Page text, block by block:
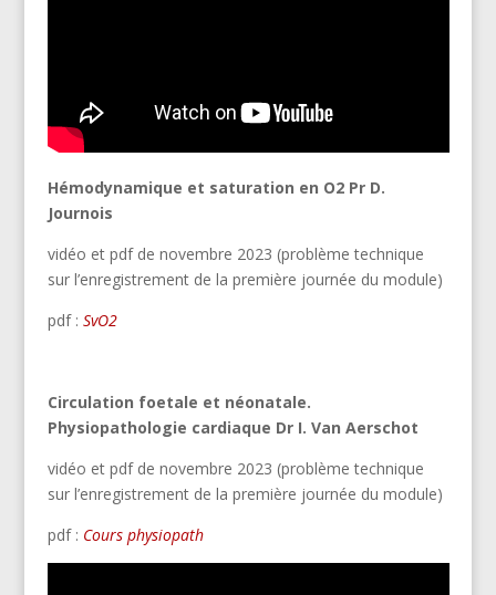
Hémodynamique et saturation en O2 Pr D.
Journois
vidéo et pdf de novembre 2023 (problème technique
sur l’enregistrement de la première journée du module)
pdf : SvO2
Circulation foetale et néonatale.
Physiopathologie cardiaque Dr I. Van Aerschot
vidéo et pdf de novembre 2023 (problème technique
sur l’enregistrement de la première journée du module)
pdf : Cours physiopath